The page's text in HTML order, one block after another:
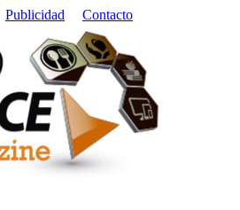
Publicidad Contacto